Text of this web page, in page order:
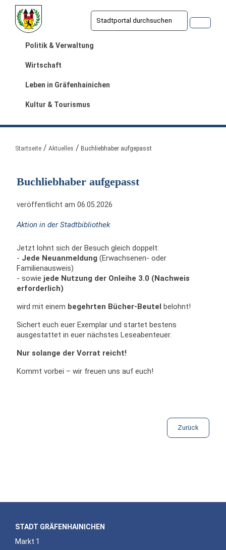
Politik & Verwaltung
Wirtschaft
Leben in Gräfenhainichen
Kultur & Tourismus
Sie sind hier:
Startseite Aktuelles Buchliebhaber aufgepasst
Buchliebhaber aufgepasst
veröffentlicht am 06.05.2026
Aktion in der Stadtbibliothek
Jetzt lohnt sich der Besuch gleich doppelt:
- Jede Neuanmeldung (Erwachsenen- oder
Familienausweis)
- sowie jede Nutzung der Onleihe 3.0 (Nachweis
erforderlich)
wird mit einem begehrten Bücher-Beutel belohnt!
Sichert euch euer Exemplar und startet bestens
ausgestattet in euer nächstes Leseabenteuer.
Nur solange der Vorrat reicht!
Kommt vorbei – wir freuen uns auf euch!
Zurück
STADT GRÄFENHAINICHEN
Markt 1